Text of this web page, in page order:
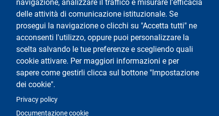
navigazione, analizzare il traffico e misurare l'efficacia
delle attività di comunicazione istituzionale. Se
prosegui la navigazione o clicchi su "Accetta tutti" ne
acconsenti l'utilizzo, oppure puoi personalizzare la
scelta salvando le tue preferenze e scegliendo quali
cookie attivare. Per maggiori informazioni e per
sapere come gestirli clicca sul bottone "Impostazione
dei cookie".
Privacy policy
Documentazione cookie
Testo
Università degli Studi di Milano
Via Festa del Perdono 7 - 20122 Milano
Tel.+39 02 5032 5032
Posta Elettronica Certificata
Logo